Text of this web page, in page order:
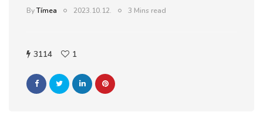
ByTímea 2023.10.12. 3 Mins read
3114 1